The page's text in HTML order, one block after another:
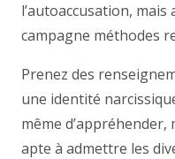
l’autoaccusation, mais
campagne méthodes
Prenez des
une identité
même
apte à admettre les